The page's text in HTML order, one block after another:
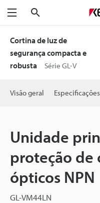
Menu
Cortina de luz de
segurança compacta e
robusta
Série GL-V
Visão geral Especificações
Unidade
proteção de
ópticos NPN
GL-VM44LN